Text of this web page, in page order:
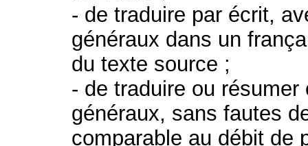
- de traduire par écrit,
généraux dans un
du texte source ;
- de traduire ou
généraux, sans fautes
comparable au débit de